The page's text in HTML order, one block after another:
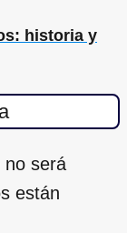
historia y
no será
están